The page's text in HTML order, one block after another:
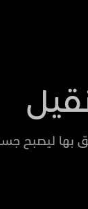
بها ليصبح